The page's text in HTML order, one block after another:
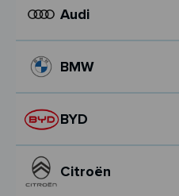
Audi
BMW
BYD
Citroën